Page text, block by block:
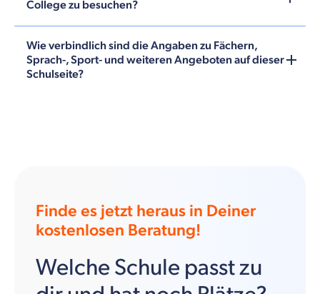
College zu besuchen?
Wie verbindlich sind die Angaben zu Fächern,
Sprach-, Sport- und weiteren Angeboten auf dieser
Schulseite?
Finde es jetzt heraus in Deiner
kostenlosen Beratung!
Welche Schule passt zu